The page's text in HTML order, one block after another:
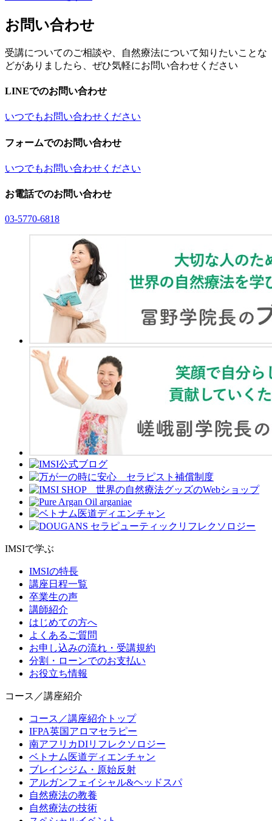
お問い合わせ
受講についてのご相談や、自然療法について知りたいことな
どがありましたら、ぜひ気軽にお問い合わせください
LINEでのお問い合わせ
いつでもお問い合わせください
フォームでのお問い合わせ
いつでもお問い合わせください
お電話でのお問い合わせ
03-5770-6818
IMSIで学ぶ
IMSIの特長
講座日程一覧
卒業生の声
講師紹介
はじめての方へ
よくあるご質問
お申し込みの流れ・受講規約
分割・ローンでのお支払い
お役立ち情報
コース／講座紹介
コース／講座紹介トップ
IFPA英国アロマセラピー
南アフリカDIリフレクソロジー
ベトナム医道ディエンチャン
ブレインジム・原始反射
アルガンフェイシャル&ヘッドスパ
自然療法の教養
自然療法の技術